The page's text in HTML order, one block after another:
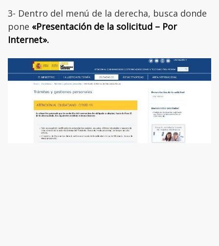
3- Dentro del menú de la derecha, busca donde
pone «Presentación de la solicitud – Por
Internet».